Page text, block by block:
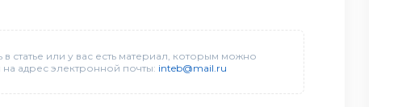
статье или у вас есть материал, которым можно
адрес электронной почты: inteb@mail.ru